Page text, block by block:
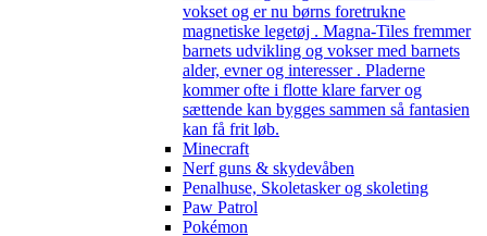
vokset og er nu børns foretrukne
magnetiske legetøj . Magna-Tiles fremmer
barnets udvikling og vokser med barnets
alder, evner og interesser . Pladerne
kommer ofte i flotte klare farver og
sættende kan bygges sammen så fantasien
kan få frit løb.
Minecraft
Nerf guns & skydevåben
Penalhuse, Skoletasker og skoleting
Paw Patrol
Pokémon